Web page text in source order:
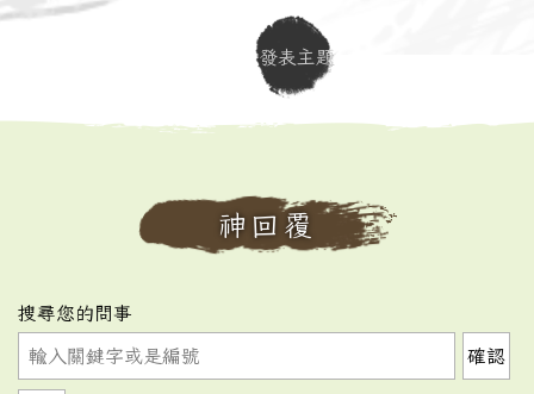
發表主題
神回覆
搜尋您的問事
確認